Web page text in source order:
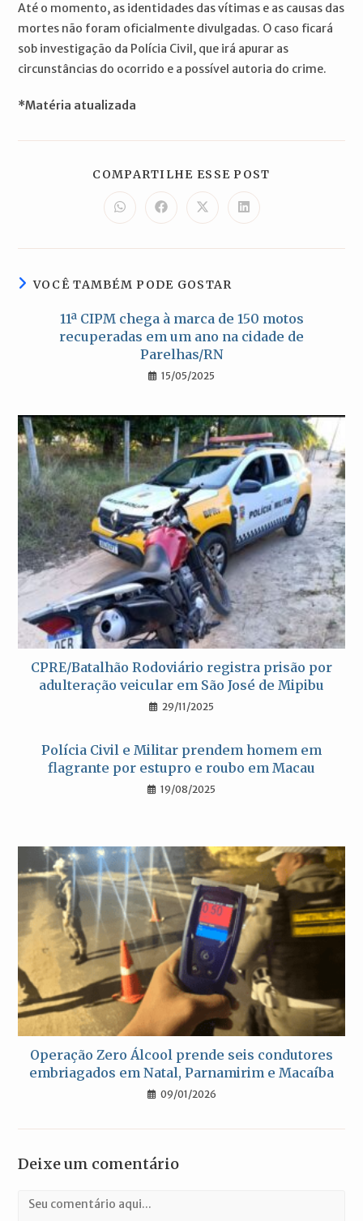
Até o momento, as identidades das vítimas e as causas das
mortes não foram oficialmente divulgadas. O caso ficará
sob investigação da Polícia Civil, que irá apurar as
circunstâncias do ocorrido e a possível autoria do crime.
*Matéria atualizada
COMPARTILHE ESSE POST
Abre
em
nova
Abre
em
nova
Abre
em
nova
Abre
em
nova
VOCÊ TAMBÉM PODE GOSTAR
11ª CIPM chega à marca de 150 motos
recuperadas em um ano na cidade de
Parelhas/RN
15/05/2025
CPRE/Batalhão Rodoviário registra prisão por
adulteração veicular em São José de Mipibu
29/11/2025
Polícia Civil e Militar prendem homem em
flagrante por estupro e roubo em Macau
19/08/2025
Operação Zero Álcool prende seis condutores
embriagados em Natal, Parnamirim e Macaíba
09/01/2026
Deixe um comentário
Comentário